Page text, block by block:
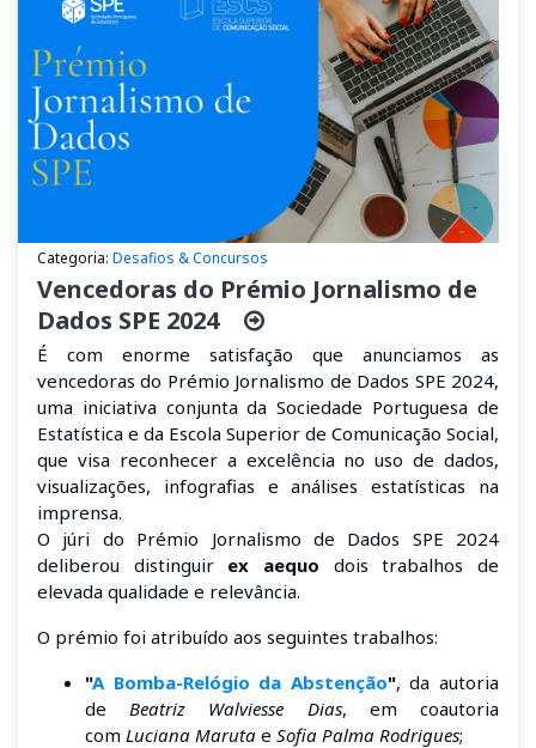
Categoria: Desafios & Concursos
Vencedoras do Prémio Jornalismo de
Dados SPE 2024
É com enorme satisfação que anunciamos as
vencedoras do Prémio Jornalismo de Dados SPE 2024,
uma iniciativa conjunta da Sociedade Portuguesa de
Estatística e da Escola Superior de Comunicação Social,
que visa reconhecer a excelência no uso de dados,
visualizações, infografias e análises estatísticas na
imprensa.
O júri do Prémio Jornalismo de Dados SPE 2024
deliberou distinguir ex aequo dois trabalhos de
elevada qualidade e relevância.
O prémio foi atribuído aos seguintes trabalhos:
"A Bomba-Relógio da Abstenção", da autoria
deBeatriz Walviesse Dias, em coautoria
com Luciana Maruta e Sofia Palma Rodrigues;